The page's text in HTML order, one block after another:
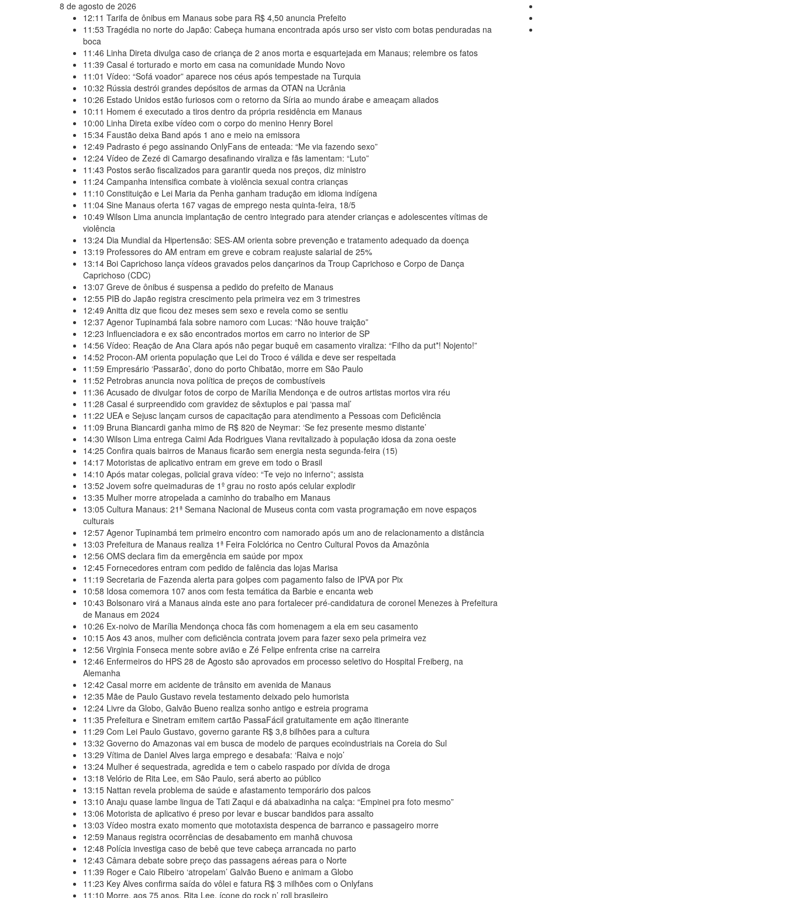
8 de agosto de 2026
12:11 Tarifa de ônibus em Manaus sobe para R$ 4,50 anuncia Prefeito
11:53 Tragédia no norte do Japão: Cabeça humana encontrada após urso ser visto com botas penduradas na
boca
11:46 Linha Direta divulga caso de criança de 2 anos morta e esquartejada em Manaus; relembre os fatos
11:39 Casal é torturado e morto em casa na comunidade Mundo Novo
11:01 Vídeo: “Sofá voador” aparece nos céus após tempestade na Turquia
10:32 Rússia destrói grandes depósitos de armas da OTAN na Ucrânia
10:26 Estado Unidos estão furiosos com o retorno da Síria ao mundo árabe e ameaçam aliados
10:11 Homem é executado a tiros dentro da própria residência em Manaus
10:00 Linha Direta exibe vídeo com o corpo do menino Henry Borel
15:34 Faustão deixa Band após 1 ano e meio na emissora
12:49 Padrasto é pego assinando OnlyFans de enteada: “Me via fazendo sexo”
12:24 Vídeo de Zezé di Camargo desafinando viraliza e fãs lamentam: “Luto”
11:43 Postos serão fiscalizados para garantir queda nos preços, diz ministro
11:24 Campanha intensifica combate à violência sexual contra crianças
11:10 Constituição e Lei Maria da Penha ganham tradução em idioma indígena
11:04 Sine Manaus oferta 167 vagas de emprego nesta quinta-feira, 18/5
10:49 Wilson Lima anuncia implantação de centro integrado para atender crianças e adolescentes vítimas de
violência
13:24 Dia Mundial da Hipertensão: SES-AM orienta sobre prevenção e tratamento adequado da doença
13:19 Professores do AM entram em greve e cobram reajuste salarial de 25%
13:14 Boi Caprichoso lança vídeos gravados pelos dançarinos da Troup Caprichoso e Corpo de Dança
Caprichoso (CDC)
13:07 Greve de ônibus é suspensa a pedido do prefeito de Manaus
12:55 PIB do Japão registra crescimento pela primeira vez em 3 trimestres
12:49 Anitta diz que ficou dez meses sem sexo e revela como se sentiu
12:37 Agenor Tupinambá fala sobre namoro com Lucas: “Não houve traição”
12:23 Influenciadora e ex são encontrados mortos em carro no interior de SP
14:56 Vídeo: Reação de Ana Clara após não pegar buquê em casamento viraliza: “Filho da put*! Nojento!”
14:52 Procon-AM orienta população que Lei do Troco é válida e deve ser respeitada
11:59 Empresário ‘Passarão’, dono do porto Chibatão, morre em São Paulo
11:52 Petrobras anuncia nova política de preços de combustíveis
11:36 Acusado de divulgar fotos de corpo de Marília Mendonça e de outros artistas mortos vira réu
11:28 Casal é surpreendido com gravidez de sêxtuplos e pai ‘passa mal’
11:22 UEA e Sejusc lançam cursos de capacitação para atendimento a Pessoas com Deficiência
11:09 Bruna Biancardi ganha mimo de R$ 820 de Neymar: ‘Se fez presente mesmo distante’
14:30 Wilson Lima entrega Caimi Ada Rodrigues Viana revitalizado à população idosa da zona oeste
14:25 Confira quais bairros de Manaus ficarão sem energia nesta segunda-feira (15)
14:17 Motoristas de aplicativo entram em greve em todo o Brasil
14:10 Após matar colegas, policial grava vídeo: “Te vejo no inferno”; assista
13:52 Jovem sofre queimaduras de 1º grau no rosto após celular explodir
13:35 Mulher morre atropelada a caminho do trabalho em Manaus
13:05 Cultura Manaus: 21ª Semana Nacional de Museus conta com vasta programação em nove espaços
culturais
12:57 Agenor Tupinambá tem primeiro encontro com namorado após um ano de relacionamento a distância
13:03 Prefeitura de Manaus realiza 1ª Feira Folclórica no Centro Cultural Povos da Amazônia
12:56 OMS declara fim da emergência em saúde por mpox
12:45 Fornecedores entram com pedido de falência das lojas Marisa
11:19 Secretaria de Fazenda alerta para golpes com pagamento falso de IPVA por Pix
10:58 Idosa comemora 107 anos com festa temática da Barbie e encanta web
10:43 Bolsonaro virá a Manaus ainda este ano para fortalecer pré-candidatura de coronel Menezes à Prefeitura
de Manaus em 2024
10:26 Ex-noivo de Marília Mendonça choca fãs com homenagem a ela em seu casamento
10:15 Aos 43 anos, mulher com deficiência contrata jovem para fazer sexo pela primeira vez
12:56 Virginia Fonseca mente sobre avião e Zé Felipe enfrenta crise na carreira
12:46 Enfermeiros do HPS 28 de Agosto são aprovados em processo seletivo do Hospital Freiberg, na
Alemanha
12:42 Casal morre em acidente de trânsito em avenida de Manaus
12:35 Mãe de Paulo Gustavo revela testamento deixado pelo humorista
12:24 Livre da Globo, Galvão Bueno realiza sonho antigo e estreia programa
11:35 Prefeitura e Sinetram emitem cartão PassaFácil gratuitamente em ação itinerante
11:29 Com Lei Paulo Gustavo, governo garante R$ 3,8 bilhões para a cultura
13:32 Governo do Amazonas vai em busca de modelo de parques ecoindustriais na Coreia do Sul
13:29 Vítima de Daniel Alves larga emprego e desabafa: ‘Raiva e nojo’
13:24 Mulher é sequestrada, agredida e tem o cabelo raspado por dívida de droga
13:18 Velório de Rita Lee, em São Paulo, será aberto ao público
13:15 Nattan revela problema de saúde e afastamento temporário dos palcos
13:10 Anaju quase lambe lingua de Tati Zaqui e dá abaixadinha na calça: “Empinei pra foto mesmo”
13:06 Motorista de aplicativo é preso por levar e buscar bandidos para assalto
13:03 Vídeo mostra exato momento que mototaxista despenca de barranco e passageiro morre
12:59 Manaus registra ocorrências de desabamento em manhã chuvosa
12:48 Polícia investiga caso de bebê que teve cabeça arrancada no parto
12:43 Câmara debate sobre preço das passagens aéreas para o Norte
11:39 Roger e Caio Ribeiro ‘atropelam’ Galvão Bueno e animam a Globo
11:23 Key Alves confirma saída do vôlei e fatura R$ 3 milhões com o Onlyfans
11:10 Morre, aos 75 anos, Rita Lee, ícone do rock n’ roll brasileiro